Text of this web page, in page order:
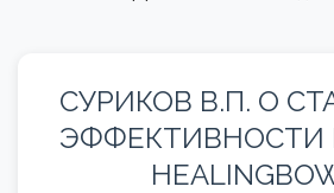
СУРИКОВ В.П. О
ЭФФЕКТИВНОСТИ